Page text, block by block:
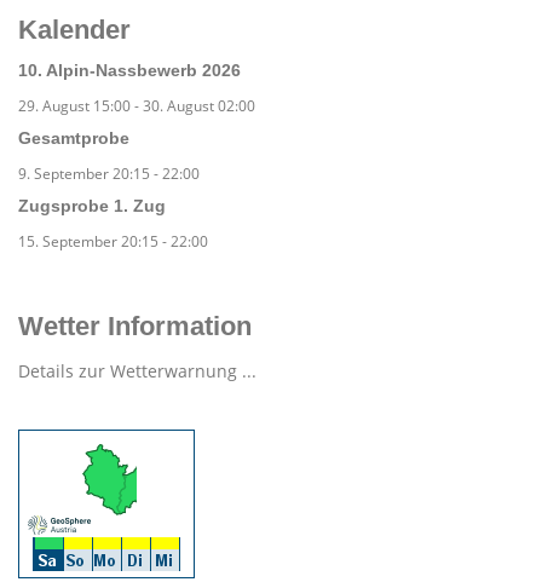
Kalender
10. Alpin-Nassbewerb 2026
29. August 15:00-30. August 02:00
Gesamtprobe
9. September 20:15 -22:00
Zugsprobe 1. Zug
15. September 20:15 -22:00
Wetter Information
Details zur Wetterwarnung ...